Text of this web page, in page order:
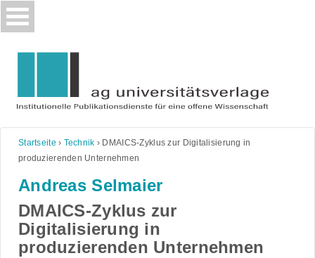
Skip
to
Startseite › Technik › DMAICS-Zyklus zur Digitalisierung in
produzierenden Unternehmen
Andreas Selmaier
DMAICS-Zyklus zur
Digitalisierung in
produzierenden Unternehmen